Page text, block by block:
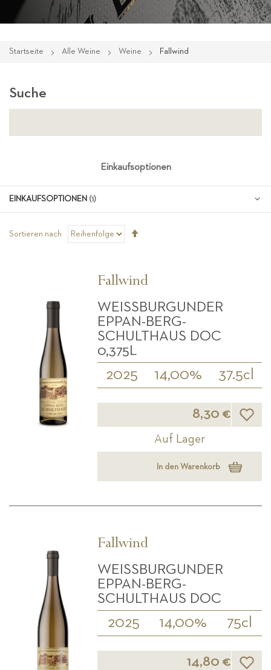
Startseite Alle Weine Weine Fallwind
Sortieren nach
Fallwind
WEISSBURGUNDER E
PPAN-BERG-S
CHULTHAUS DOC 0
,375L
2025 14,00% 37.5cl
8,30 €
Auf Lager
In den Warenkorb
Fallwind
WEISSBURGUNDER E
PPAN-BERG-S
CHULTHAUS DOC
2025 14,00% 75cl
14,80 €
Suche
Einkaufsoptionen
EINKAUFSOPTIONEN